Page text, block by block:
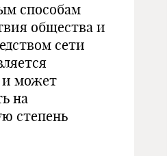
способам
общества и
сети
может
на
степень